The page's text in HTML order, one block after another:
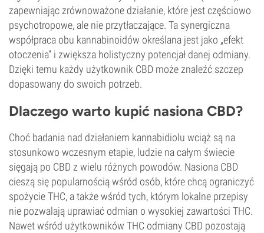
zapewniając zrównoważone działanie, które jest częściowo
psychotropowe, ale nie przytłaczające. Ta synergiczna
współpraca obu kannabinoidów określana jest jako „efekt
otoczenia” i zwiększa holistyczny potencjał danej odmiany.
Dzięki temu każdy użytkownik CBD może znaleźć szczep
dopasowany do swoich potrzeb.
Dlaczego warto kupić nasiona CBD?
Choć badania nad działaniem kannabidiolu wciąż są na
stosunkowo wczesnym etapie, ludzie na całym świecie
sięgają po CBD z wielu różnych powodów. Nasiona CBD
cieszą się popularnością wśród osób, które chcą ograniczyć
spożycie THC, a także wśród tych, którym lokalne przepisy
nie pozwalają uprawiać odmian o wysokiej zawartości THC.
Nawet wśród użytkowników THC odmiany CBD pozostają